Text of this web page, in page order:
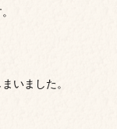
いました。